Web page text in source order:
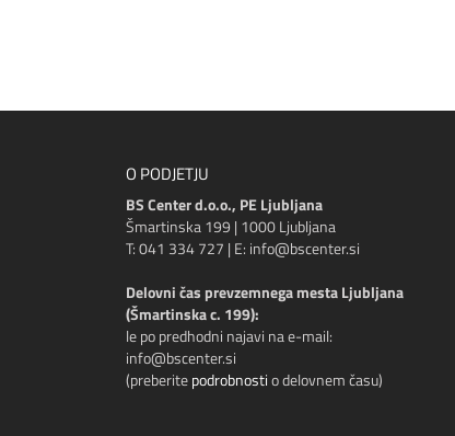
O PODJETJU
BS Center d.o.o., PE Ljubljana
Šmartinska 199 | 1000 Ljubljana
T: 041 334 727 | E: info@bscenter.si
Delovni čas prevzemnega mesta Ljubljana
(Šmartinska c. 199):
le po predhodni najavi na e-mail:
info@bscenter.si
(preberitepodrobnostio delovnem času)